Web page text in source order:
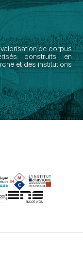
de corpus
construits en
et des institutions